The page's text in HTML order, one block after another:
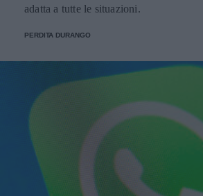
adatta a tutte le situazioni.
PERDITA DURANGO